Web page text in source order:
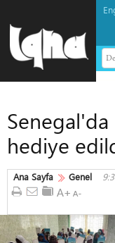
Senegal'da
hediye
Ana Sayfa Genel